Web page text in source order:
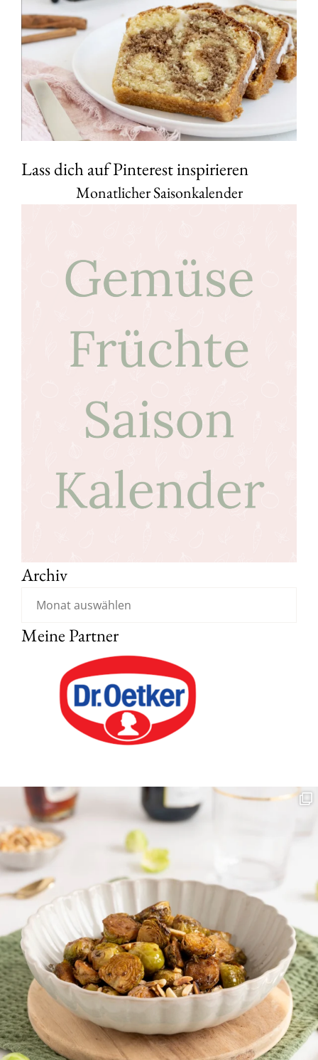
Lass dich auf Pinterest inspirieren
Monatlicher Saisonkalender
Archiv
Meine Partner